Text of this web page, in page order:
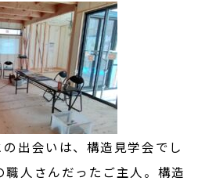
出会いは、構造見学会でし
職人さんだったご主人。構造